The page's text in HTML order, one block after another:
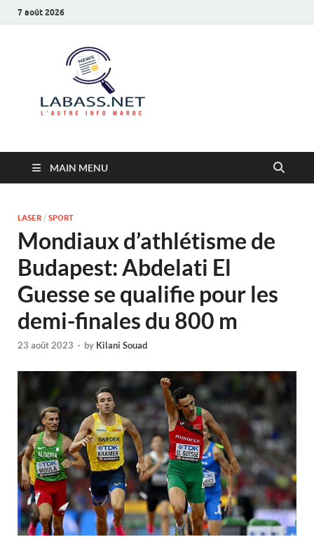
7 août 2026
MAIN MENU
LASER / SPORT
Mondiaux d’athlétisme de
Budapest: Abdelati El
Guesse se qualifie pour les
demi-finales du 800 m
23 août 2023 - by Kilani Souad